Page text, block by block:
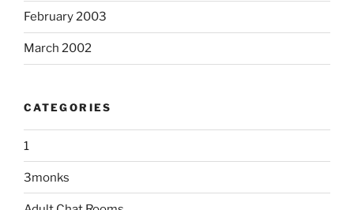
February 2003
March 2002
CATEGORIES
1
3monks